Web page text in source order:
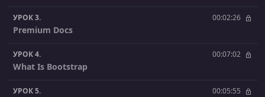
УРОК 3. 00:02:26
Premium Docs
УРОК 4. 00:07:02
What Is Bootstrap
УРОК 5. 00:05:55